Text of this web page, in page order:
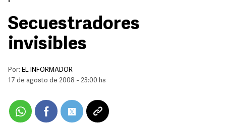
Secuestradores
invisibles
Por: EL INFORMADOR
17 de agosto de 2008 - 23:00 hs